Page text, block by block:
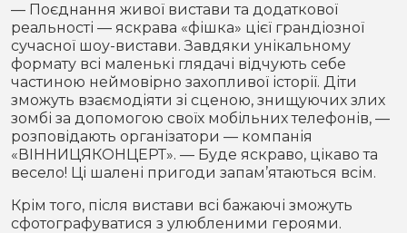
— Поєднання живої вистави та додаткової
реальності — яскрава «фішка» цієї грандіозної
сучасної шоу-вистави. Завдяки унікальному
формату всі маленькі глядачі відчують себе
частиною неймовірно захопливої історії. Діти
зможуть взаємодіяти зі сценою, знищуючих злих
зомбі за допомогою своїх мобільних телефонів, —
розповідають організатори — компанія
«ВІННИЦЯКОНЦЕРТ». — Буде яскраво, цікаво та
весело! Ці шалені пригоди запам’ятаються всім.
Крім того, після вистави всі бажаючі зможуть
сфотографуватися з улюбленими героями.